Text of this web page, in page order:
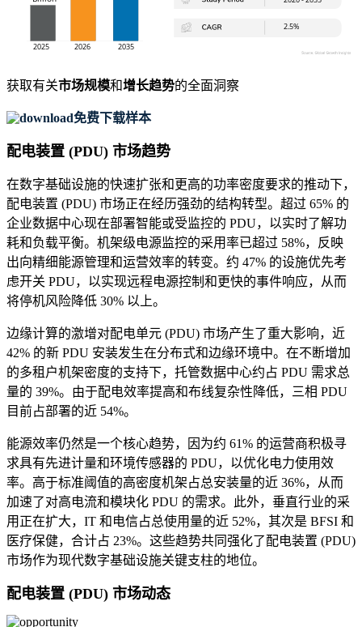
获取有关市场规模和增长趋势的全面洞察
免费下载样本
配电装置 (PDU) 市场趋势
在数字基础设施的快速扩张和更高的功率密度要求的推动下，
配电装置 (PDU) 市场正在经历强劲的结构转型。超过 65% 的
企业数据中心现在部署智能或受监控的 PDU，以实时了解功
耗和负载平衡。机架级电源监控的采用率已超过 58%，反映
出向精细能源管理和运营效率的转变。约 47% 的设施优先考
虑开关 PDU，以实现远程电源控制和更快的事件响应，从而
将停机风险降低 30% 以上。
边缘计算的激增对配电单元 (PDU) 市场产生了重大影响，近
42% 的新 PDU 安装发生在分布式和边缘环境中。在不断增加
的多租户机架密度的支持下，托管数据中心约占 PDU 需求总
量的 39%。由于配电效率提高和布线复杂性降低，三相 PDU
目前占部署的近 54%。
能源效率仍然是一个核心趋势，因为约 61% 的运营商积极寻
求具有先进计量和环境传感器的 PDU，以优化电力使用效
率。高于标准阈值的高密度机架占总安装量的近 36%，从而
加速了对高电流和模块化 PDU 的需求。此外，垂直行业的采
用正在扩大，IT 和电信占总使用量的近 52%，其次是 BFSI 和
医疗保健，合计占 23%。这些趋势共同强化了配电装置 (PDU)
市场作为现代数字基础设施关键支柱的地位。
配电装置 (PDU) 市场动态